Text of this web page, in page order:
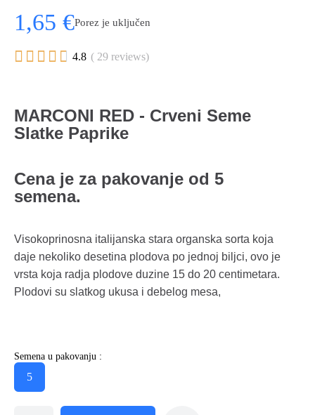
1,65 €Porez je uključen
     4.8 ( 29 reviews)
MARCONI RED - Crveni Seme
Slatke Paprike
Cena je za pakovanje od 5
semena.
Visokoprinosna italijanska stara organska sorta koja
daje nekoliko desetina plodova po jednoj biljci, ovo je
vrsta koja radja plodove duzine 15 do 20 centimetara.
Plodovi su slatkog ukusa i debelog mesa,
Semena u pakovanju :
5